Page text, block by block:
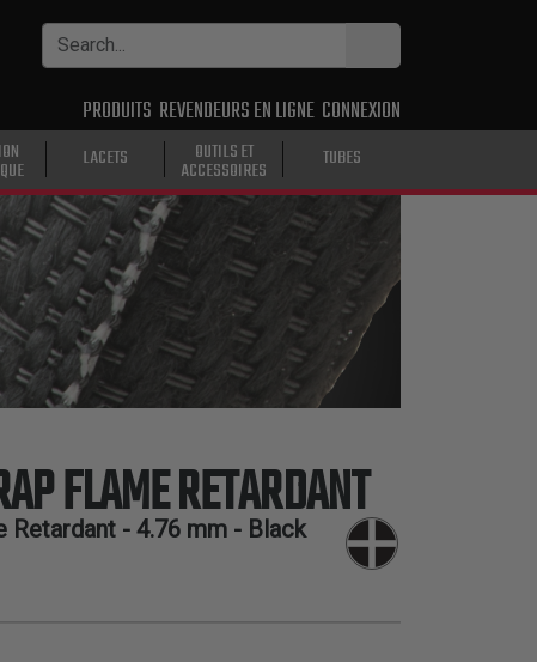
PRODUITS REVENDEURS EN LIGNE CONNEXION
LACETS OUTILS ET
ACCESSOIRES TUBES
FLAME RETARDANT
Retardant - 4.76 mm - Black